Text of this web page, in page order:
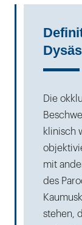
Die
klinisch
mit
des
stehen,